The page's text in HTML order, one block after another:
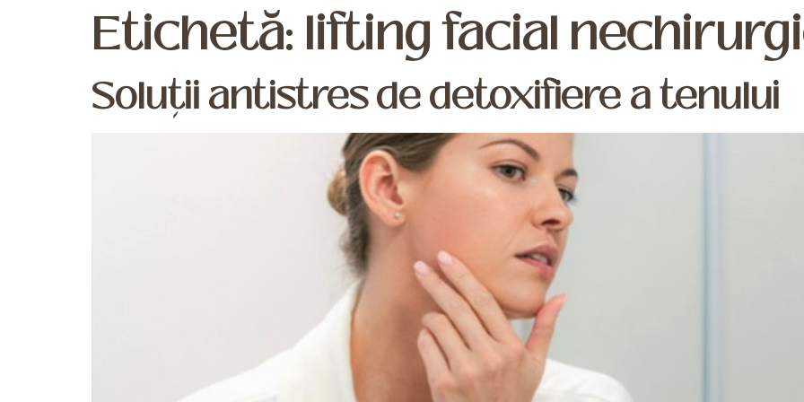
Etichetă: lifting facial
Soluții antistres de detoxifiere a tenului